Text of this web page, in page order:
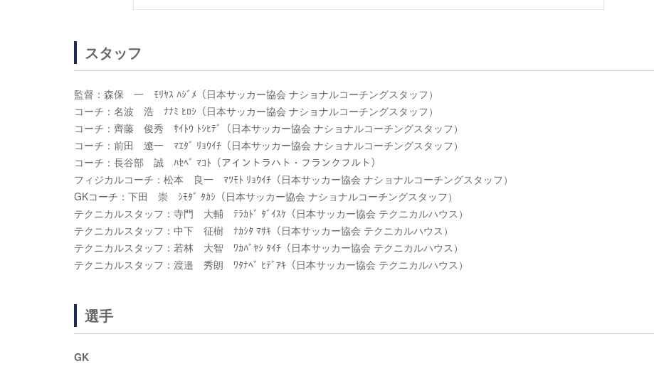
スタッフ
監督：森保 一 ﾓﾘﾔｽ ﾊｼﾞﾒ（日本サッカー協会 ナショナルコーチングスタッフ）
コーチ：名波 浩 ﾅﾅﾐ ﾋﾛｼ（日本サッカー協会 ナショナルコーチングスタッフ）
コーチ：齊藤 俊秀 ｻｲﾄｳ ﾄｼﾋﾃﾞ（日本サッカー協会 ナショナルコーチングスタッフ）
コーチ：前田 遼一 ﾏｴﾀﾞ ﾘｮｳｲﾁ（日本サッカー協会 ナショナルコーチングスタッフ）
コーチ：長谷部 誠 ﾊｾﾍﾞ ﾏｺﾄ（アイントラハト・フランクフルト）
フィジカルコーチ：松本 良一 ﾏﾂﾓﾄ ﾘｮｳｲﾁ（日本サッカー協会 ナショナルコーチングスタッフ）
GKコーチ：下田 崇 ｼﾓﾀﾞ ﾀｶｼ（日本サッカー協会 ナショナルコーチングスタッフ）
テクニカルスタッフ：寺門 大輔 ﾃﾗｶﾄﾞ ﾀﾞｲｽｹ（日本サッカー協会 テクニカルハウス）
テクニカルスタッフ：中下 征樹 ﾅｶｼﾀ ﾏｻｷ（日本サッカー協会 テクニカルハウス）
テクニカルスタッフ：若林 大智 ﾜｶﾊﾞﾔｼ ﾀｲﾁ（日本サッカー協会 テクニカルハウス）
テクニカルスタッフ：渡邉 秀朗 ﾜﾀﾅﾍﾞ ﾋﾃﾞｱｷ（日本サッカー協会 テクニカルハウス）
選手
GK